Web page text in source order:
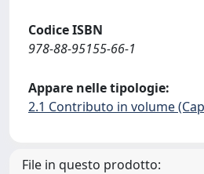
Codice ISBN
978-88-95155-66-1
Appare nelle tipologie:
2.1 Contributo in volume
File in questo prodotto: